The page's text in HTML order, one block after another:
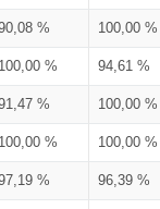
% 100,00 %
100,00 % 94,61 %
% 100,00 %
100,00 % 100,00 %
% 96,39 %